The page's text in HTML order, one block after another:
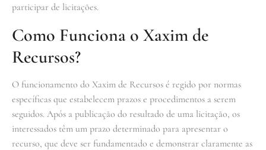
participar de licitações.
Como Funciona o Xaxim de
Recursos?
O funcionamento do Xaxim de Recursos é regido por normas
específicas que estabelecem prazos e procedimentos a serem
seguidos. Após a publicação do resultado de uma licitação, os
interessados têm um prazo determinado para apresentar o
recurso, que deve ser fundamentado e demonstrar claramente as